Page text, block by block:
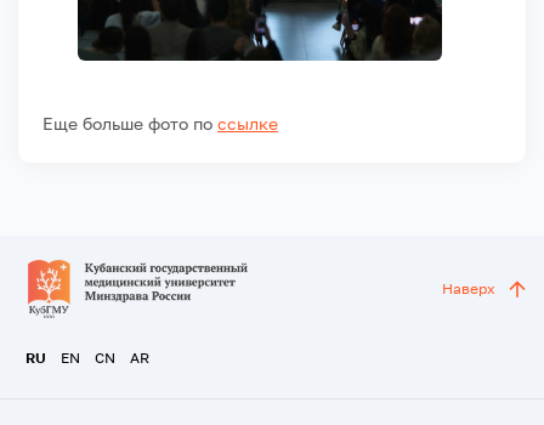
Еще больше фото по ссылке
RU EN CN AR
Наверх